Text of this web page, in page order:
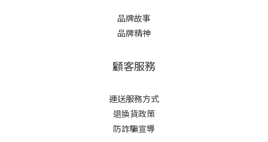
品牌故事
品牌精神
顧客服務
運送服務方式
退換貨政策
防詐騙宣導